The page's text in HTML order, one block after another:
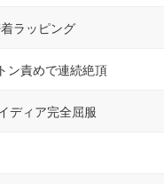
ラッピング
責めで連続絶頂
ディア完全屈服